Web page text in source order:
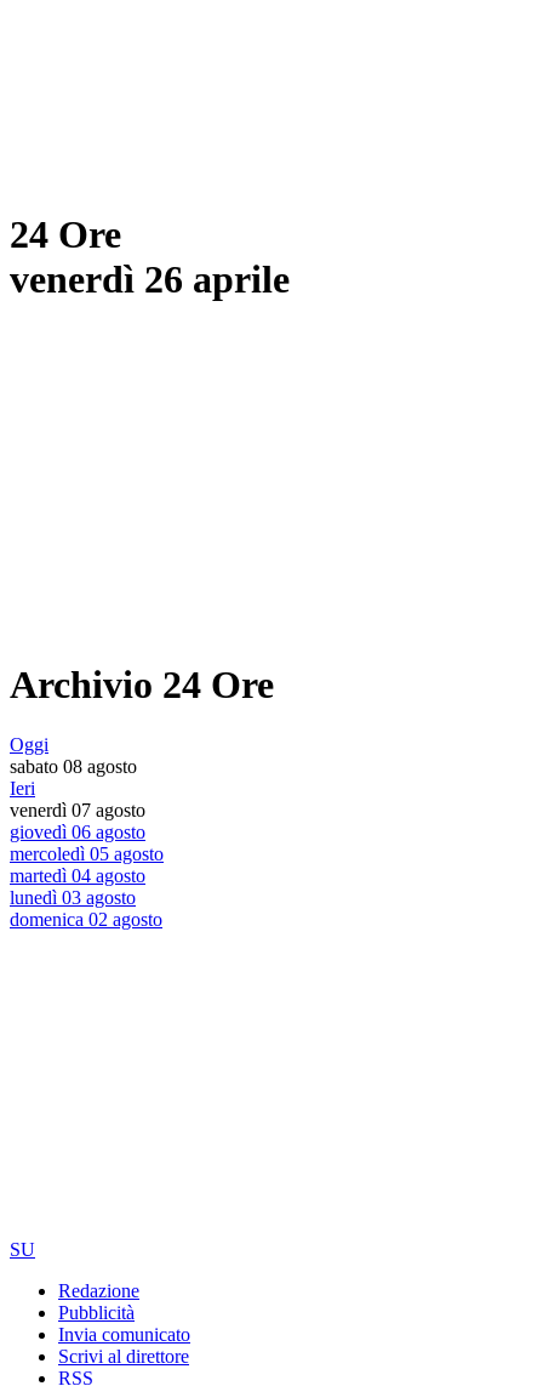
24 Ore
venerdì 26 aprile
Archivio 24 Ore
Oggi
sabato 08 agosto
Ieri
venerdì 07 agosto
giovedì 06 agosto
mercoledì 05 agosto
martedì 04 agosto
lunedì 03 agosto
domenica 02 agosto
SU
Redazione
Pubblicità
Invia comunicato
Scrivi al direttore
RSS